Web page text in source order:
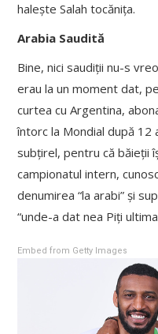
halește Salah tocănița.
Arabia Saudită
Bine, nici saudiții nu-s
erau la un moment dat,
curtea cu Argentina,
întorc la Mondial după 12
subțirel, pentru că băieții
campionatul intern,
denumirea “la arabi” și
“unde-a dat nea Piți
Embed from Getty Images